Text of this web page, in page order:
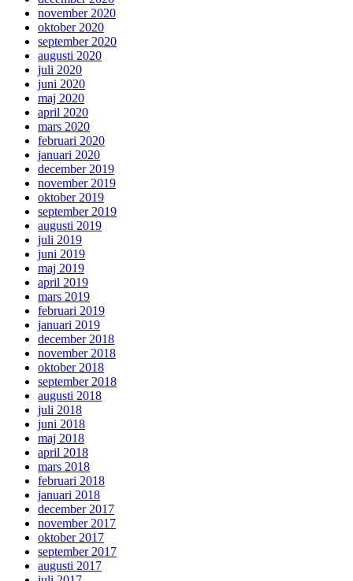
november 2020
oktober 2020
september 2020
augusti 2020
juli 2020
juni 2020
maj 2020
april 2020
mars 2020
februari 2020
januari 2020
december 2019
november 2019
oktober 2019
september 2019
augusti 2019
juli 2019
juni 2019
maj 2019
april 2019
mars 2019
februari 2019
januari 2019
december 2018
november 2018
oktober 2018
september 2018
augusti 2018
juli 2018
juni 2018
maj 2018
april 2018
mars 2018
februari 2018
januari 2018
december 2017
november 2017
oktober 2017
september 2017
augusti 2017